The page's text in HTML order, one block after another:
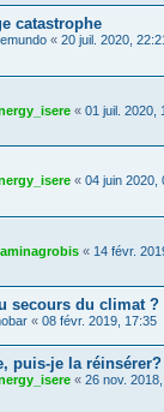
catastrophe
« 20 juil. 2020,
« 01 juil. 2020,
« 04 juin 2020,
« 14 févr.
secours du climat ?
« 08 févr. 2019, 17:35
puis-je la réinsérer?
« 26 nov.